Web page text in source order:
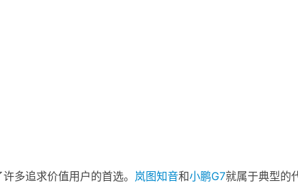
多追求价值用户的首选。 岚图知音和小鹏G7就属于典型的